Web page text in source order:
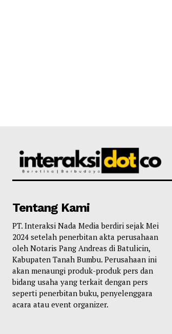
Tentang Kami
PT. Interaksi Nada Media berdiri sejak Mei
2024 setelah penerbitan akta perusahaan
oleh Notaris Pang Andreas di Batulicin,
Kabupaten Tanah Bumbu. Perusahaan ini
akan menaungi produk-produk pers dan
bidang usaha yang terkait dengan pers
seperti penerbitan buku, penyelenggara
acara atau event organizer.